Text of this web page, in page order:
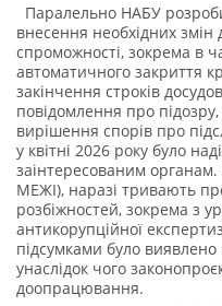
Паралельно НАБУ
внесення необхідних
спроможності, зокрема в
автоматичного закриття
закінчення строків
повідомлення про
вирішення спорів про
у квітні 2026 року було
заінтересованим органам.
МЕЖІ), наразі тривають
розбіжностей, зокрема з
антикорупційної
підсумками було виявлено
унаслідок чого
доопрацювання.